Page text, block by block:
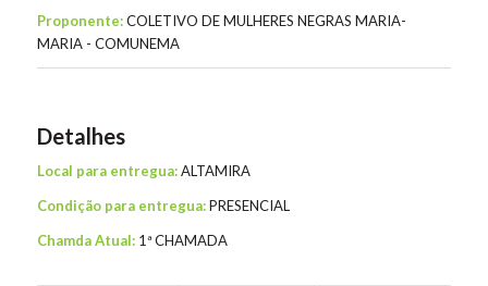
Proponente:COLETIVO DE MULHERES NEGRAS MARIA-
MARIA - COMUNEMA
Detalhes
Local para entregua:ALTAMIRA
Condição para entregua:PRESENCIAL
Chamda Atual: 1ª CHAMADA